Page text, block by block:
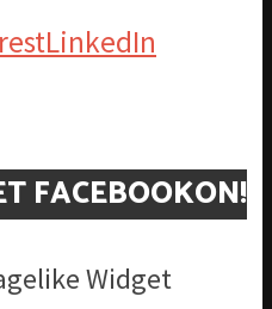
LinkedIn
FACEBOOKON!